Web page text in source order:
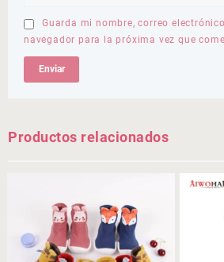
Guarda mi nombre, correo
navegador para la próxima vez que
Productos relacionados